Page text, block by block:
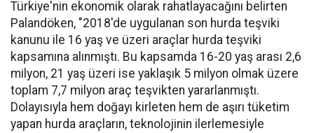
Türkiye'nin ekonomik olarak rahatlayacağını belirten
Palandöken, "2018'de uygulanan son hurda teşviki
kanunu ile 16 yaş ve üzeri araçlar hurda teşviki
kapsamına alınmıştı. Bu kapsamda 16-20 yaş arası 2,6
milyon, 21 yaş üzeri ise yaklaşık 5 milyon olmak üzere
toplam 7,7 milyon araç teşvikten yararlanmıştı.
Dolayısıyla hem doğayı kirleten hem de aşırı tüketim
yapan hurda araçların, teknolojinin ilerlemesiyle